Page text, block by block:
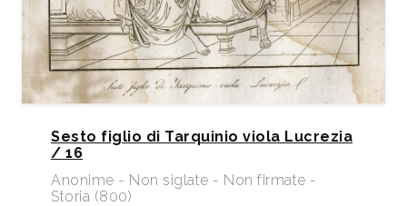
Sesto figlio di Tarquinio viola Lucrezia
/ 16
Anonime - Non siglate - Non firmate -
Storia (800)